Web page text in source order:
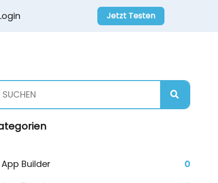
Jetzt Testen
App Builder 0